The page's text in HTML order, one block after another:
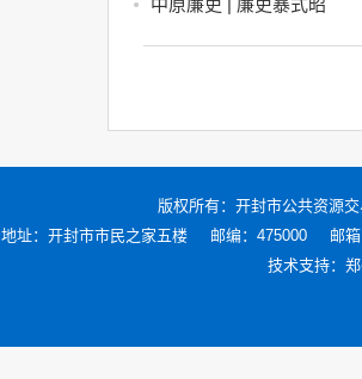
中原廉吏 | 廉吏暴式昭
版权所有： 开封市公共资源
地址：开封市市民之家五楼
邮编：475000
邮
技术支持：